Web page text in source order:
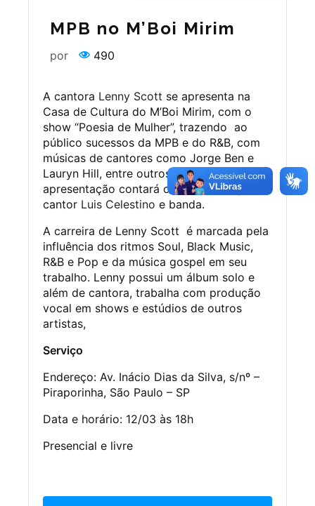
MPB no M’Boi Mirim
por 490
A cantora Lenny Scott se apresenta na
Casa de Cultura do M’Boi Mirim, com o
show “Poesia de Mulher”, trazendo ao
público sucessos da MPB e do R&B, com
músicas de cantores como Jorge Ben e
Lauryn Hill, entre outros sucessos. A
apresentação contará com a presença do
cantor Luis Celestino e banda.
A carreira de Lenny Scott é marcada pela
influência dos ritmos Soul, Black Music,
R&B e Pop e da música gospel em seu
trabalho. Lenny possui um álbum solo e
além de cantora, trabalha com produção
vocal em shows e estúdios de outros
artistas,
Serviço
Endereço: Av. Inácio Dias da Silva, s/nº –
Piraporinha, São Paulo – SP
Data e horário: 12/03 às 18h
Presencial e livre